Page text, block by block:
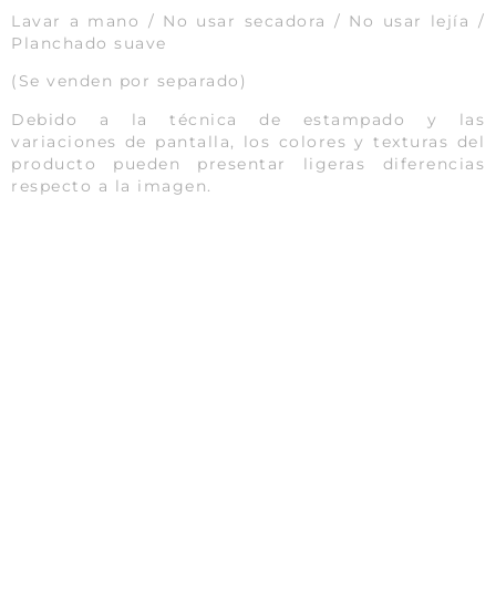
Lavar a mano / No usar secadora / No usar lejía /
Planchado suave
(Se venden por separado)
Debido a la técnica de estampado y las
variaciones de pantalla, los colores y texturas del
producto pueden presentar ligeras diferencias
respecto a la imagen.